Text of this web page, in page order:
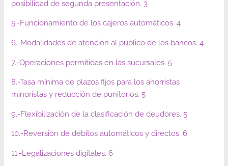
posibilidad de segunda presentación. 3
5.-Funcionamiento de los cajeros automáticos. 4
6.-Modalidades de atención al público de los bancos. 4
7.-Operaciones permitidas en las sucursales. 5
8.-Tasa mínima de plazos fijos para los ahorristas
minoristas y reducción de punitorios. 5
9.-Flexibilización de la clasificación de deudores. 5
10.-Reversión de débitos automáticos y directos. 6
11.-Legalizaciones digitales. 6